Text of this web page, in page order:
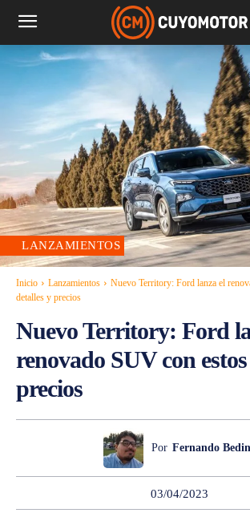
LANZAMIENTOS
Inicio Lanzamientos
Nuevo Territory: Ford lanza el
detalles y precios
Nuevo Territory: Ford
renovado SUV con
precios
Por Fernando
03/04/2023